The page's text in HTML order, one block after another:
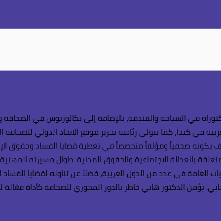
في السياحة والفندقة، بالإضافة إلى بكالوريوس في الصحافة
في كندا، كما يتولى رئاسة تحرير موقع الاتحاد الدولي
بكونه صحفياً ومؤلفاً متخصصاً في تغطية قضايا الفساد وحقوق
بالعدالة الاجتماعية والحقوق المدنية. طوال مسيرته
العامة في عدد من الدول العربية، فضلاً عن تناوله لقضايا
يؤمن الدكتور هاني خاطر بالدور المحوري للصحافة كأداة فعّالة